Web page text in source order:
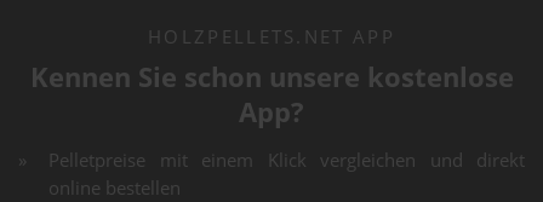
HOLZPELLETS.NET APP
Kennen Sie schon unsere kostenlose
App?
Pelletpreise mit einem Klick vergleichen und direkt
online bestellen